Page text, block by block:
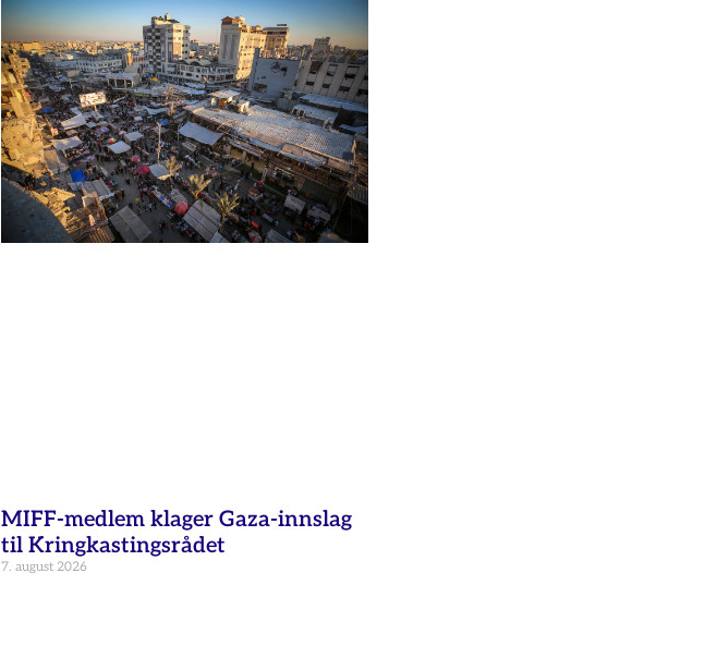
MIFF-medlem klager Gaza-innslag
til Kringkastingsrådet
7. august 2026